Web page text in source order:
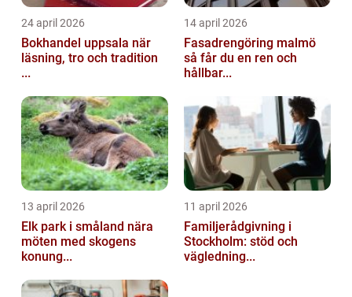
24 april 2026
Bokhandel uppsala när
läsning, tro och tradition
...
14 april 2026
Fasadrengöring malmö
så får du en ren och
hållbar...
13 april 2026
Elk park i småland nära
möten med skogens
konung...
11 april 2026
Familjerådgivning i
Stockholm: stöd och
vägledning...